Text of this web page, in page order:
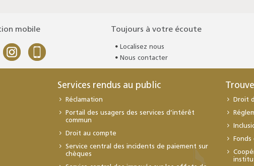
mobile Toujours à votre écoute
Localisez nous
Nous contacter
Services rendus au public
Réclamation
Portail des usagers des services d’intérêt
commun
Droit au compte
Service central des incidents de paiement sur
chèques
Droit